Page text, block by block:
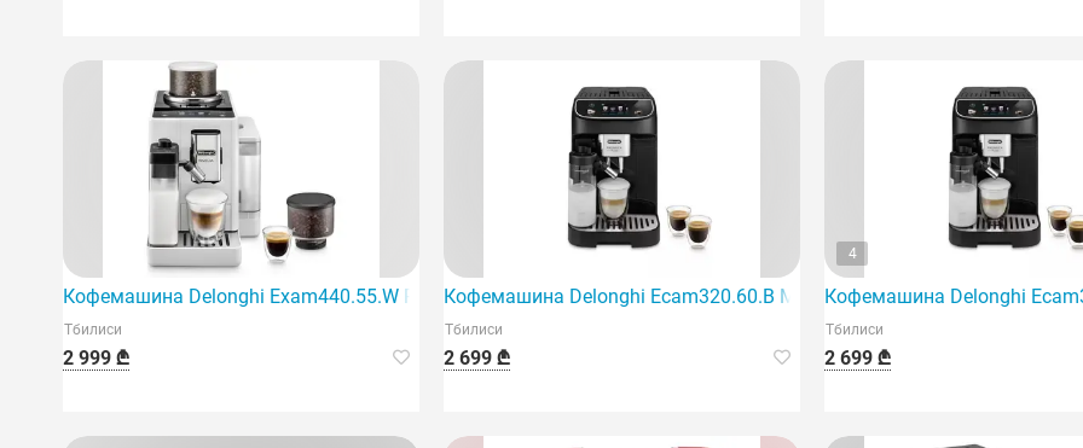
Кофемашина Delonghi Exam440.55.W Rivelia
Тбилиси
2 999 ₾
Кофемашина Delonghi Ecam320.60.B Magnifica Plus отличается
Тбилиси
2 699 ₾
4
Кофемашина Delonghi
Тбилиси
2 699 ₾